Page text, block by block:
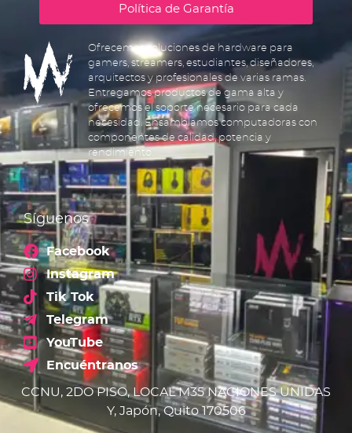
Política de Garantía
Ofrecemos soluciones de hardware para
gamers, streamers, estudiantes, diseñadores,
arquitectos y profesionales de varias ramas.
Entregamos productos de gama alta y
ofrecemos el soporte necesario para cada
necesidad. Ensamblamos computadoras con
componentes de calidad, potencia y
rendimiento.
Síguenos
Facebook
Instagram
Tik Tok
Telegram
YouTube
Encuéntranos
CCNU, 2DO PISO, LOCAL M35 NACIONES UNIDAS
Y, Japón, Quito 170506